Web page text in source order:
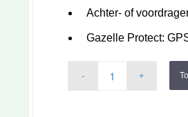
Achter- of
Gazelle Protect: